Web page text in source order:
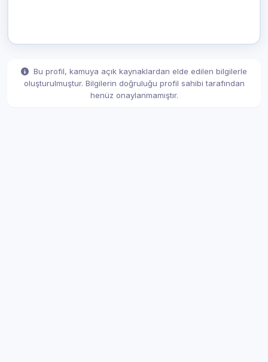
Bu profil, kamuya açık kaynaklardan elde edilen bilgilerle
oluşturulmuştur. Bilgilerin doğruluğu profil sahibi tarafından
henüz onaylanmamıştır.